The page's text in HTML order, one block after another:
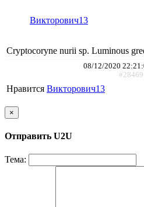
Викторович13
Cryptocoryne nurii sp. Luminous
08/12/2020
Нравится Викторович13
×
Отправить U2U
Тема: